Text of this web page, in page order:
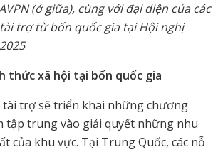
(ở giữa), cùng với đại diện của các
trợ từ bốn quốc gia tại Hội nghị
thức xã hội tại bốn quốc gia
tài trợ sẽ triển khai những chương
tập trung vào giải quyết những nhu
của khu vực. Tại Trung Quốc, các nỗ